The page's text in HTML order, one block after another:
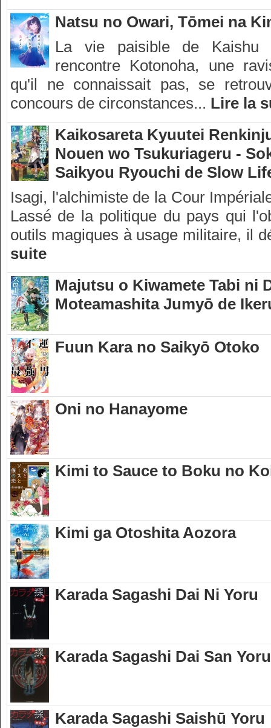
Natsu no Owari, Tōmei na
La vie paisible de Kaishu
rencontre Kotonoha, une
qu'il ne connaissait pas, se
concours de circonstances... Lire la
Kaikosareta Kyuutei
Nouen wo Tsukuriageru -
Saikyou Ryouchi de Slow
Isagi, l'alchimiste de la Cour
Lassé de la politique du pays qui
outils magiques à usage militaire, il
suite
Majutsu o Kiwamete Tabi ni
Moteamashita Jumyō de
Fuun Kara no Saikyō Otoko
Oni no Hanayome
Kimi to Sauce to Boku no
Kimi ga Otoshita Aozora
Karada Sagashi Dai Ni Yoru
Karada Sagashi Dai San Yoru
Karada Sagashi Saishū Yoru